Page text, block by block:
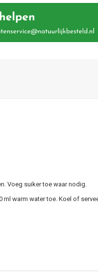
Voeg suiker toe waar nodig.
warm water toe. Koel of